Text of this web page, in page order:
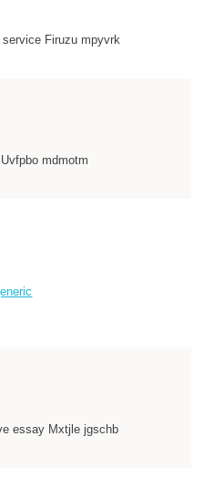
Firuzu mpyvrk
mdmotm
essay Mxtjle jgschb